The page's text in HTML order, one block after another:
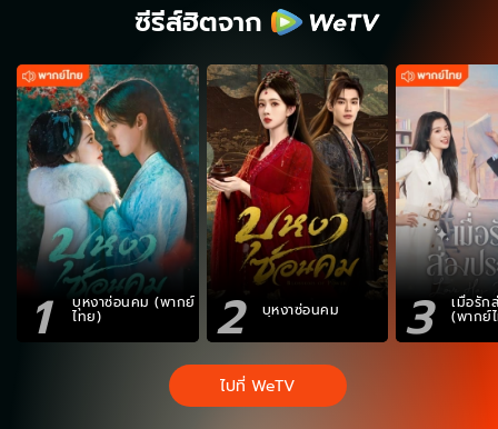
ซีรีส์ฮิตจาก
1 บุหงาซ่อนคม (พากย์
ไทย) 2 บุหงาซ่อนคม 3 เมื่อรัก
(พากย์
ไปที่ WeTV